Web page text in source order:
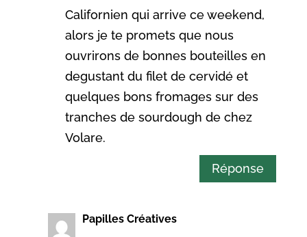
Californien qui arrive ce weekend,
alors je te promets que nous
ouvrirons de bonnes bouteilles en
degustant du filet de cervidé et
quelques bons fromages sur des
tranches de sourdough de chez
Volare.
Réponse
Papilles Créatives